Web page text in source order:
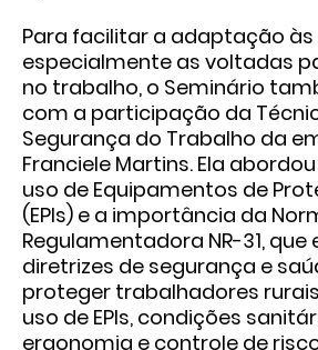
Para facilitar a adaptação
especialmente as voltadas
no trabalho, o Seminário
com a participação da
Segurança do Trabalho da
Franciele Martins. Ela
uso de Equipamentos de
(EPIs) e a importância da
Regulamentadora NR-31,
diretrizes de segurança e
proteger trabalhadores
uso de EPIs, condições
ergonomia e controle de